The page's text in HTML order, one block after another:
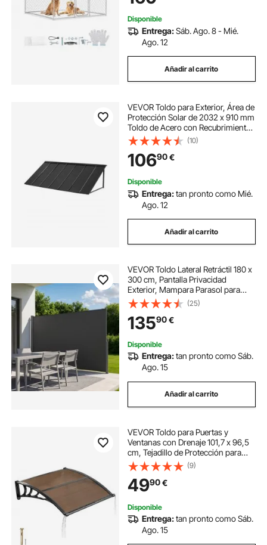
Terraza, Plateado
Disponible
Entrega:Sáb. Ago. 8 - Mié.
Ago. 12
Añadir al carrito
VEVOR Toldo para Exterior, Área de
Protección Solar de 2032 x 910 mm
Toldo de Acero con Recubrimiento
en Polvo Resistente a la Oxidación
con Voladizo Compatible para
puerta de 1670 mm de Ancho
(10)
10690€
Disponible
Entrega:tan pronto como Mié.
Ago. 12
Añadir al carrito
VEVOR Toldo Lateral Retráctil 180 x
300 cm, Pantalla Privacidad
Exterior, Mampara Parasol para
Patio, Marco Metálico, Protector
Solar a Prueba de Viento
Impermeable, para Balcón Jardín
Terraza, Gris
(25)
13590€
Disponible
Entrega:tan pronto como Sáb.
Ago. 15
Añadir al carrito
VEVOR Toldo para Puertas y
Ventanas con Drenaje 101,7 x 96,5
cm, Tejadillo de Protección para
Entrada con Soporte de ABS,
Protección contra Lluvia, Sol, Toldo
de Policarbonato para Porche,
Marrón
(9)
4990€
Disponible
Entrega:tan pronto como Sáb.
Ago. 15